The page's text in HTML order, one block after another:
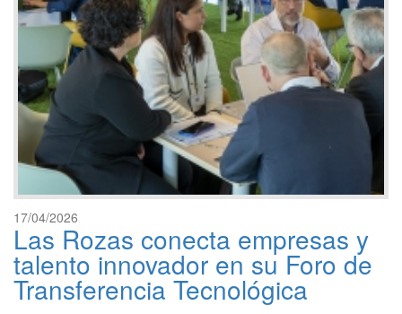
17/04/2026
Las Rozas conecta empresas y
talento innovador en su Foro de
Transferencia Tecnológica